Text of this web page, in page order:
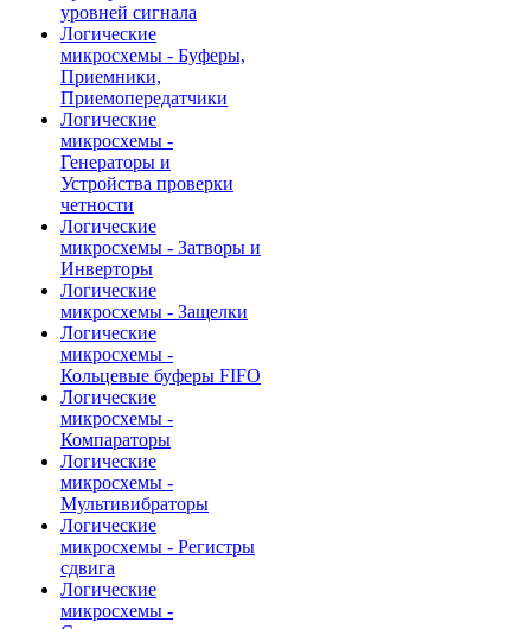
уровней сигнала
Логические
микросхемы - Буферы,
Приемники,
Приемопередатчики
Логические
микросхемы -
Генераторы и
Устройства проверки
четности
Логические
микросхемы - Затворы и
Инверторы
Логические
микросхемы - Защелки
Логические
микросхемы -
Кольцевые буферы FIFO
Логические
микросхемы -
Компараторы
Логические
микросхемы -
Мультивибраторы
Логические
микросхемы - Регистры
сдвига
Логические
микросхемы -